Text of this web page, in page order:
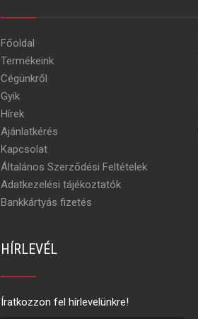
Főoldal
Termékeink
Cégünkről
Gyik
Hírek
Ajánlatkérés
Kapcsolat
Általános Szerződési Feltételek
Adatkezelési tájékoztatók
Bankkártyás fizetés
HÍRLEVÉL
Íratkozzon fel hírlevelünkre!